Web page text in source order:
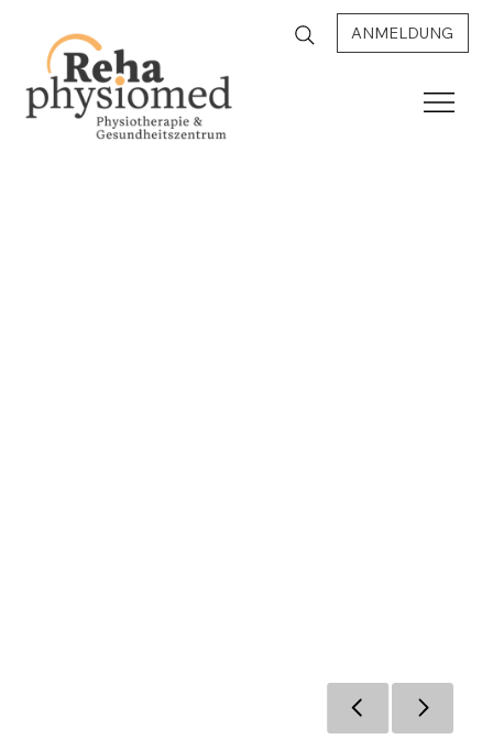
ANMELDUNG